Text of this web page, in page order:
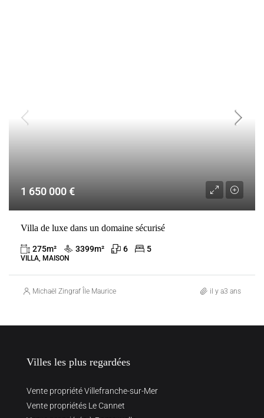
1 650 000 €
Villa de luxe dans un domaine sécurisé
275m² 3399m² 6 5
VILLA, MAISON
Michaël Zingraf Île Maurice il y a3 ans
Villes les plus regardées
Vente propriété Villefranche-sur-Mer
Vente propriétés Le Cannet